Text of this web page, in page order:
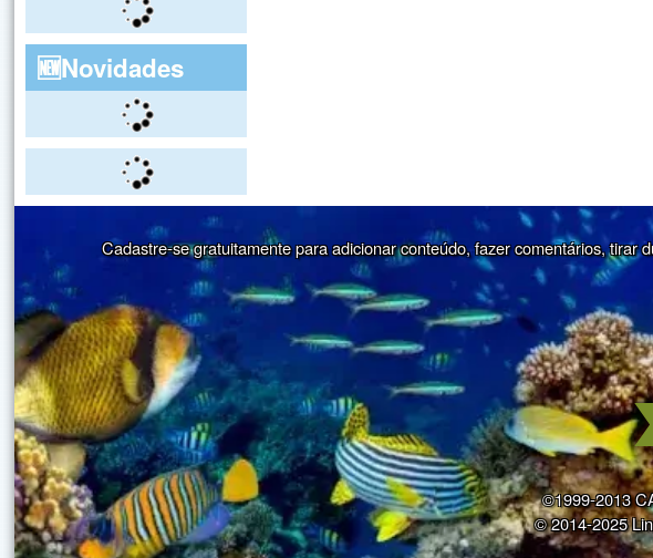
🆕Novidades
Cadastre-se gratuitamente para adicionar conteúdo, fazer comentários,
©1999-2013
© 2014-2025